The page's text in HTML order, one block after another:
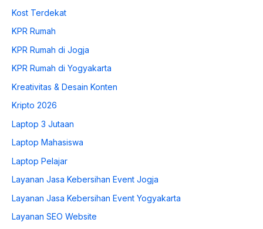
Kost Terdekat
KPR Rumah
KPR Rumah di Jogja
KPR Rumah di Yogyakarta
Kreativitas & Desain Konten
Kripto 2026
Laptop 3 Jutaan
Laptop Mahasiswa
Laptop Pelajar
Layanan Jasa Kebersihan Event Jogja
Layanan Jasa Kebersihan Event Yogyakarta
Layanan SEO Website